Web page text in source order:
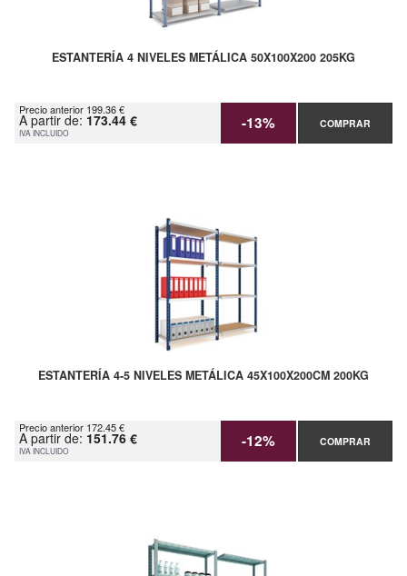
ESTANTERÍA 4 NIVELES METÁLICA 50X100X200 205KG
Precio anterior 199.36 €
A partir de: 173.44 €
IVA INCLUIDO -13% COMPRAR
ESTANTERÍA 4-5 NIVELES METÁLICA 45X100X200CM 200KG
Precio anterior 172.45 €
A partir de: 151.76 €
IVA INCLUIDO -12% COMPRAR